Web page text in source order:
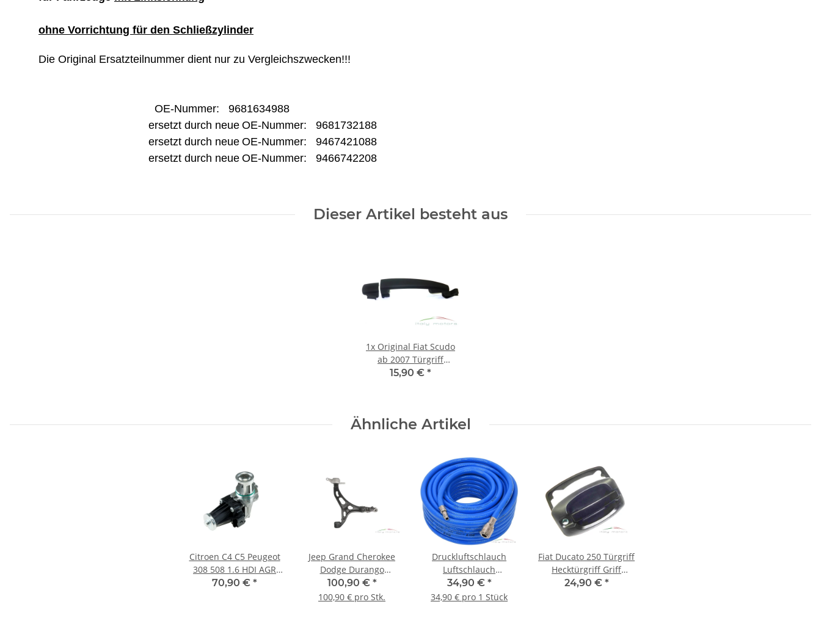
ohne Vorrichtung für den Schließzylinder
Die Original Ersatzteilnummer dient nur zu Vergleichszwecken!!!
OE-Nummer: 9681634988
ersetzt durch neue OE-Nummer: 9681732188
ersetzt durch neue OE-Nummer: 9467421088
ersetzt durch neue OE-Nummer: 9466742208
Dieser Artikel besteht aus
1x Original Fiat Scudo
ab 2007 Türgriff
Aussentrgriff außen
15,90 € *
Ähnliche Artikel
Citroen C4 C5 Peugeot
308 508 1.6 HDI AGR
Ventil
70,90 € *
Jeep Grand Cherokee
Dodge Durango
Querlenker Lenker
vorne rechts
100,90 € *
100,90 € pro Stk.
Druckluftschlauch
Luftschlauch
Druckschlauch
Kupplung 20 M PVC
34,90 € *
34,90 € pro 1 Stück
Fiat Ducato 250 Türgriff
Hecktürgriff Griff
außen hinten ohne
24,90 € *